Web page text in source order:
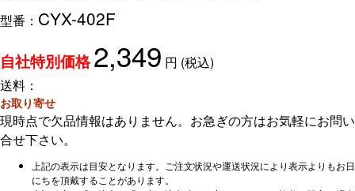
型番： CYX-402F
自社特別価格 2,349 円 (税込)
送料：
お取り寄せ
現時点で欠品情報はありません。お急ぎの方はお気軽にお問い
合せ下さい。
上記の表示は目安となります。ご注文状況や運送状況により表示よりもお日
にちを頂戴することがあります。